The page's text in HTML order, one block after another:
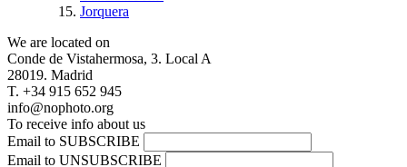
Jorquera
We are located on
Conde de Vistahermosa, 3. Local A
28019. Madrid
T. +34 915 652 945
info@nophoto.org
To receive info about us
Email to SUBSCRIBE
Email to UNSUBSCRIBE